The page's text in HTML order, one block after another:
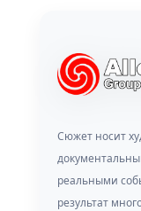
Сюжет носит
реальными
результат